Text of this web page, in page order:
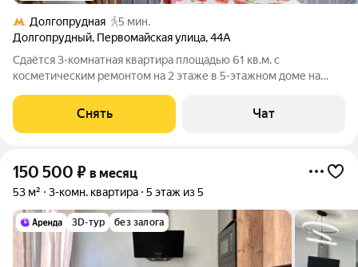
Долгопрудная
5 мин.
Долгопрудный, Первомайская улица,44А
Сдаётся 3-комнатная квартира площадью 61 кв.м. с
косметическим ремонтом на 2 этаже в 5-этажном доме на
Стиральная машина Холодильник Дом - панельный, окна
выходят во двор и на улицу.
Снять Чат
150 500 ₽ в месяц
53 м² 3-комн. квартира 5 этаж из 5
3D-тур без залога